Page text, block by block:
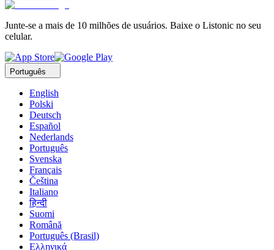
Junte-se a mais de 10 milhões de usuários. Baixe o Listonic no seu
celular.
Português
English
Polski
Deutsch
Español
Nederlands
Português
Svenska
Français
Čeština
Italiano
हिन्दी
Suomi
Română
Português (Brasil)
Ελληνικά